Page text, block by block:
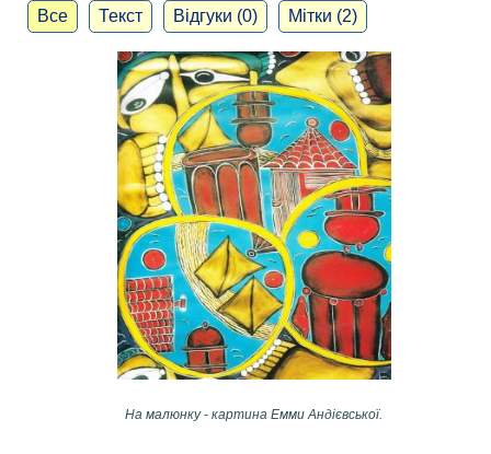
Все Текст Відгуки (0) Мітки (2)
На малюнку - картина Емми Андієвської.